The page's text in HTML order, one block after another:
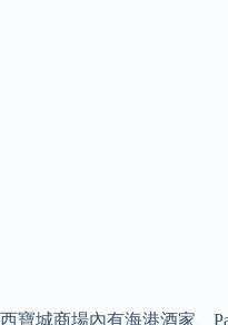
西寶城商場內有海港酒家、